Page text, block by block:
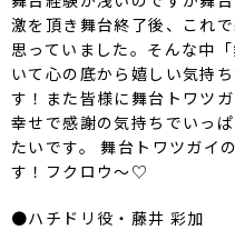
激を頂き舞台終了後、これ
思っていました。そんな中
いて心の底から嬉しい気持
す！また皆様に舞台トワツ
幸せで感謝の気持ちでいっ
たいです。 舞台トワツガイ
す！フクロウ〜♡
●ハチドリ役・藤井 彩加